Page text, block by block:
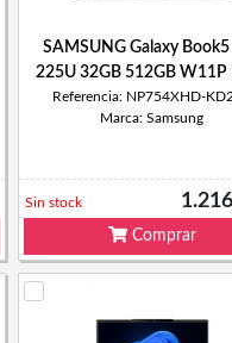
SAMSUNG Galaxy
225U 32GB 512GB W11P
Referencia: NP754XHD-
Marca: Samsung
Sin stock
Comprar